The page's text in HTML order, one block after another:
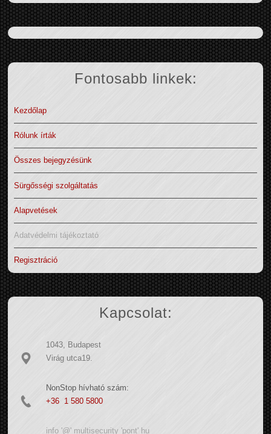
Fontosabb linkek:
Kezdőlap
Rólunk írták
Összes bejegyzésünk
Sürgősségi szolgáltatás
Alapvetések
Adatvédelmi tájékoztató
Regisztráció
Kapcsolat:
1043, Budapest
Virág utca19.
NonStop hívható szám:
+36 1 580 5800
info '@' multisecurity 'pont' hu